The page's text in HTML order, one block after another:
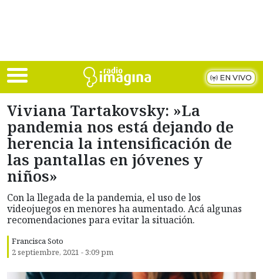
EN VIVO
Viviana Tartakovsky: »La
pandemia nos está dejando de
herencia la intensificación de
las pantallas en jóvenes y
niños»
Con la llegada de la pandemia, el uso de los
videojuegos en menores ha aumentado. Acá algunas
recomendaciones para evitar la situación.
Francisca Soto
2 septiembre, 2021 - 3:09 pm